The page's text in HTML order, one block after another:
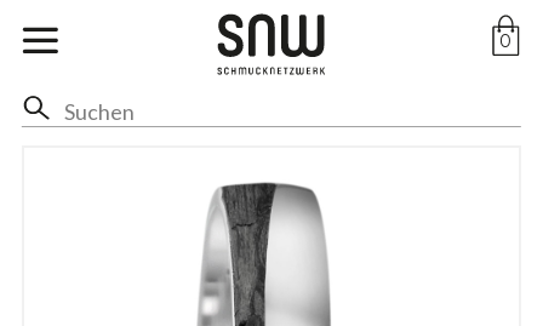
Marken
Anhänger
Ringe
0